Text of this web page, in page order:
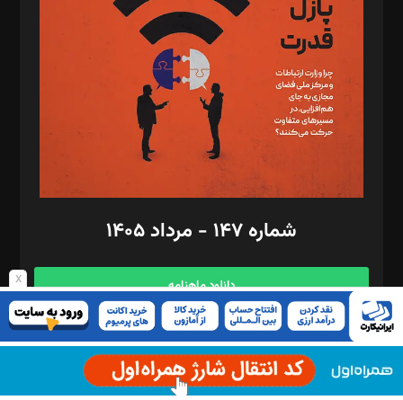
x
مصطفی مسجدی آرانی، ابوالفضل رجبی، زهرا فکرانه، فائزه فتحی
رستمی،مصطفی باستان
ویرایش: نگار استاد‌‌آقا
طراح یونیفرم: مجید توکلی
فیلمبرداری و عکاسی: امیر شفیعی، مانی لطفی زاده
گرافیک و صفحه‌آرایی: سید‌سبحان‌علی ثابت
مد‌یر توسعه تجاری: کامبیز برید‌
امور مالی: شاپور رهبری، محمد‌ کاظمی‌نیا
آگهی و مشترکین: ۰۹۱۹۹۹۹۰۴۵۴
شماره ۱۴۷ - مرداد ۱۴۰۵
دانلود ماهنامه
نمایش مقالات